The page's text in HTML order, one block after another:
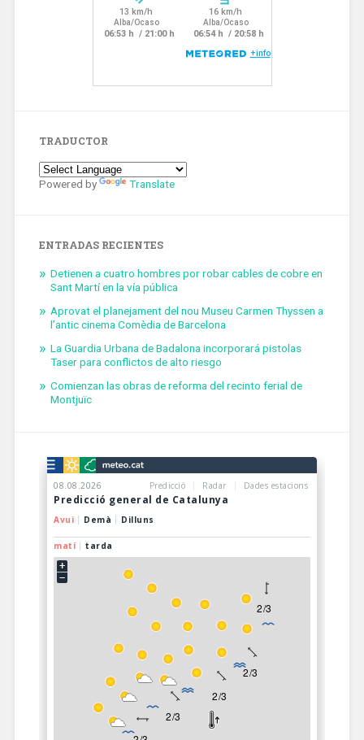
TRADUCTOR
Powered by Translate
ENTRADAS RECIENTES
Detienen a cuatro hombres por robar cables de cobre en
Sant Martí en la vía pública
Aprovat el planejament del nou Museu Carmen Thyssen a
l’antic cinema Comèdia de Barcelona
La Guardia Urbana de Badalona incorporará pistolas
Taser para conflictos de alto riesgo
Comienzan las obras de reforma del recinto ferial de
Montjuïc